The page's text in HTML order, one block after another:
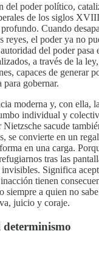
del poder político,
de los siglos
Cuando
reyes, el poder ya no
del poder pasa
a través de la
capaces de generar
para gobernar.
moderna y, con ella,
individual y
sacude
se convierte en un
en una carga.
tras las
Significa
tienen
siempre a quien no
juicio y coraje.
determinismo